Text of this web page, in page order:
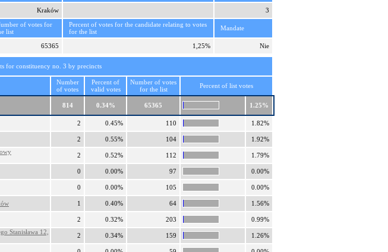
Kraków
3
of votes for
list
Percent of votes for the candidate relating to votes
for the list
Mandate
65365 1,25% Nie
for constituency no. 3 by precincts
Number
of votes
Percent of
valid votes
Number of votes
for the list
Percent of list votes
814 0.34% 65365 1.25%
2 0.45% 110 1.82%
2 0.55% 104 1.92%
2 0.52% 112 1.79%
0 0.00% 97 0.00%
0 0.00% 105 0.00%
1 0.40% 64 1.56%
2 0.32% 203 0.99%
Stanisława 12,
2 0.34% 159 1.26%